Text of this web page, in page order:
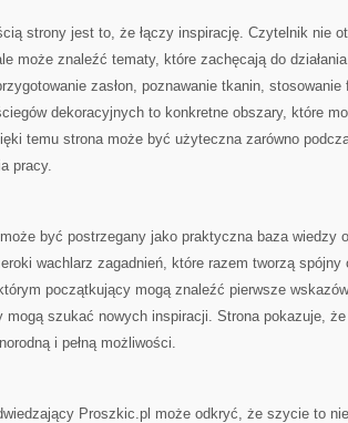
strony jest to, że łączy inspirację. Czytelnik nie
może znaleźć tematy, które zachęcają do
zasłon, poznawanie tkanin,
dekoracyjnych to konkretne obszary, które
temu strona może być użyteczna zarówno
pracy.
być postrzegany jako praktyczna baza wiedzy
wachlarz zagadnień, które razem tworzą
początkujący mogą znaleźć pierwsze
mogą szukać nowych inspiracji. Strona pokazuje,
i pełną możliwości.
Proszkic.pl może odkryć, że szycie to